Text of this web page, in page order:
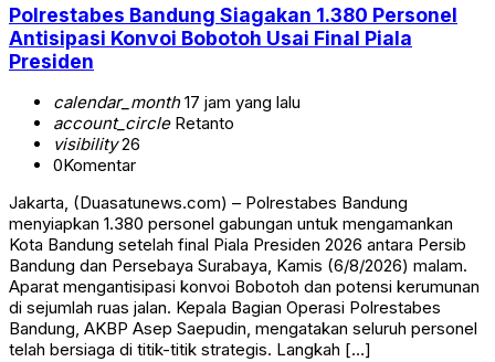
Polrestabes Bandung Siagakan 1.380 Personel
Antisipasi Konvoi Bobotoh Usai Final Piala
Presiden
calendar_month17 jam yang lalu
account_circleRetanto
visibility26
0Komentar
Jakarta, (Duasatunews.com) – Polrestabes Bandung
menyiapkan 1.380 personel gabungan untuk mengamankan
Kota Bandung setelah final Piala Presiden 2026 antara Persib
Bandung dan Persebaya Surabaya, Kamis (6/8/2026) malam.
Aparat mengantisipasi konvoi Bobotoh dan potensi kerumunan
di sejumlah ruas jalan. Kepala Bagian Operasi Polrestabes
Bandung, AKBP Asep Saepudin, mengatakan seluruh personel
telah bersiaga di titik-titik strategis. Langkah […]